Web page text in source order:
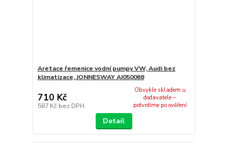
Aretace řemenice vodní pumpy VW, Audi bez
klimatizace, JONNESWAY AI050068
710 Kč
587 Kč bez DPH
Obvykle skladem u
dodavatele –
potvrdíme po ověření
Detail